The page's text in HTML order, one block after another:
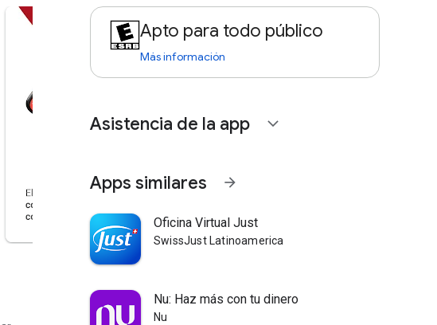
Apto para todo público
Más información
Asistencia de la app expand_more
Apps similares arrow_forward
Oficina Virtual Just
SwissJust Latinoamerica
Nu: Haz más con tu dinero
Nu